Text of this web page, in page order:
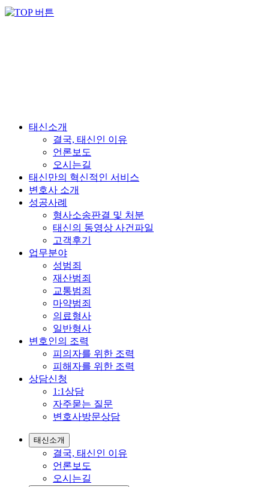
태신소개
결국, 태신인 이유
언론보도
오시는길
태신만의 혁신적인 서비스
변호사 소개
성공사례
형사소송판결 및 처분
태신의 동영상 사건파일
고객후기
업무분야
성범죄
재산범죄
교통범죄
마약범죄
의료형사
일반형사
변호인의 조력
피의자를 위한 조력
피해자를 위한 조력
상담신청
1:1상담
자주묻는 질문
변호사방문상담
태신소개
결국, 태신인 이유
언론보도
오시는길